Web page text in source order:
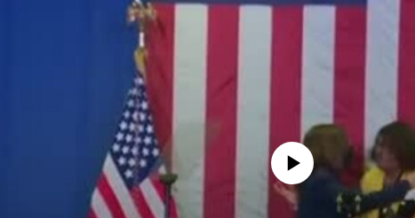
No media source currently available